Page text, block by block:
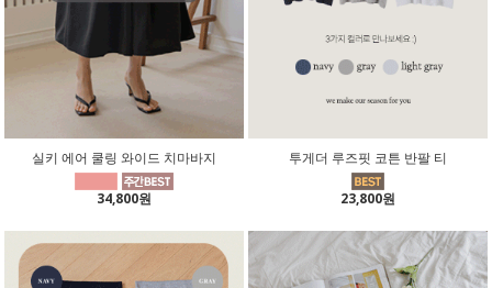
실키 에어 쿨링 와이드 치마바지
34,800원
투게더 루즈핏 코튼 반팔 티
23,800원